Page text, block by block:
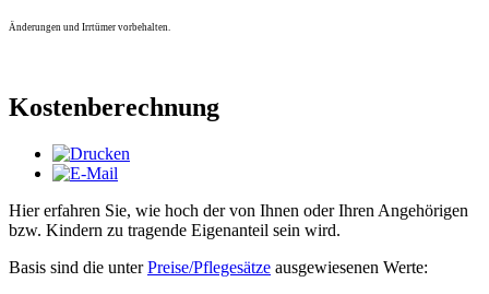
Änderungen und Irrtümer vorbehalten.
Kostenberechnung
Hier erfahren Sie, wie hoch der von Ihnen oder Ihren Angehörigen
bzw. Kindern zu tragende Eigenanteil sein wird.
Basis sind die unterPreise/Pflegesätze ausgewiesenen Werte: